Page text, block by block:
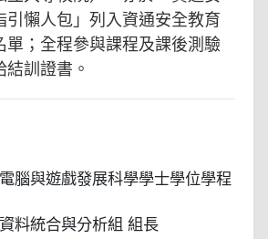
引懶人包」列入資通安全教育
單；全程參與課程及課後測驗
訓證書。
腦與遊戲發展科學學士學位學程
料統合與分析組 組長